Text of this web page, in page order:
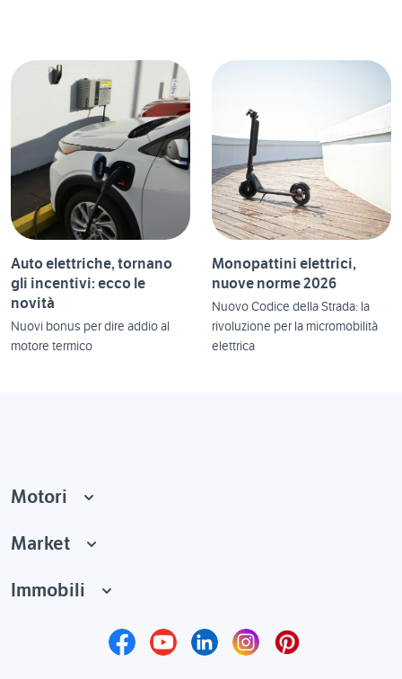
Auto elettriche, tornano
gli incentivi: ecco le
novità
Nuovi bonus per dire addio al
motore termico
Monopattini elettrici,
nuove norme 2026
Nuovo Codice della Strada: la
rivoluzione per la micromobilità
elettrica
Motori
Market
Immobili